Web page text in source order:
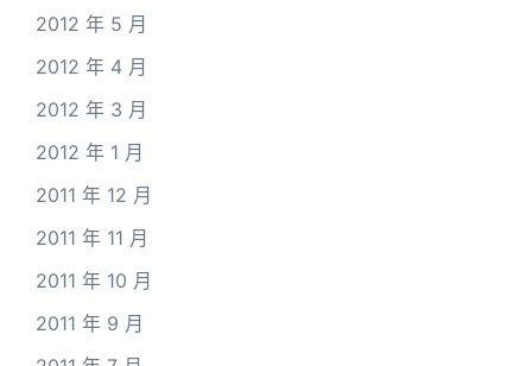
2012 年 5 月
2012 年 4 月
2012 年 3 月
2012 年 1 月
2011 年 12 月
2011 年 11 月
2011 年 10 月
2011 年 9 月